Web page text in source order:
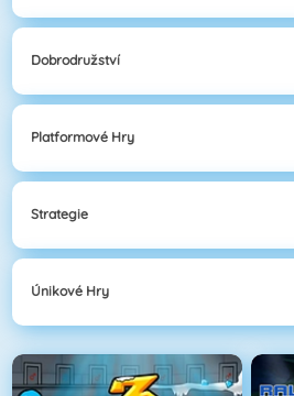
Dobrodružství
Platformové Hry
Strategie
Únikové Hry